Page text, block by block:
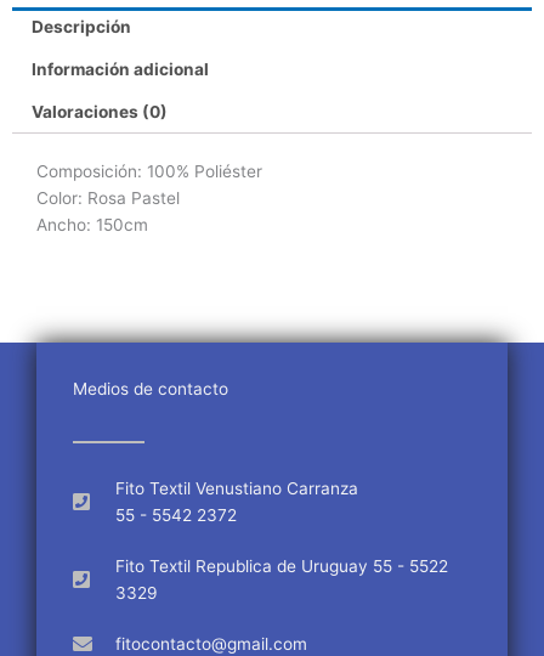
Descripción
Información adicional
Valoraciones (0)
Composición: 100% Poliéster
Color: Rosa Pastel
Ancho: 150cm
Medios de contacto
Fito Textil Venustiano Carranza
55 - 5542 2372
Fito Textil Republica de Uruguay 55 - 5522
3329
fitocontacto@gmail.com